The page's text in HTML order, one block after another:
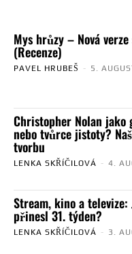
Mys hrůzy – Nová
(Recenze)
PAVEL HRUBEŠ - 5.
Christopher Nolan
nebo tvůrce jistoty?
tvorbu
LENKA SKŘÍČILOVÁ - 4.
Stream, kino a televize:
přinesl 31. týden?
LENKA SKŘÍČILOVÁ - 3.